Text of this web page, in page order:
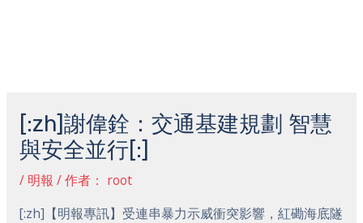
[:zh]謝偉銓：交通基建規劃 智慧
與安全並行[:]
/ 明報 / 作者： root
[:zh]【明報專訊】受連串暴力示威衝突影響，紅磡海底隧